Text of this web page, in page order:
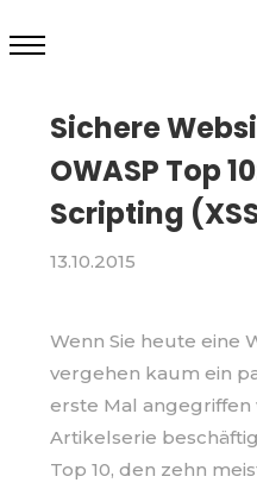
Sichere
OWASP Top
Scripting
13.10.2015
Wenn Sie heute eine
vergehen kaum ein
erste Mal angegriffen
Artikelserie
Top 10, den zehn